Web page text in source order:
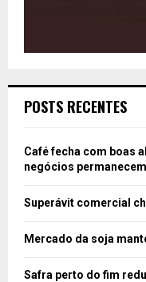
POSTS RECENTES
Café fecha com boas
negócios
Superávit comercial
Mercado da soja
Safra perto do fim